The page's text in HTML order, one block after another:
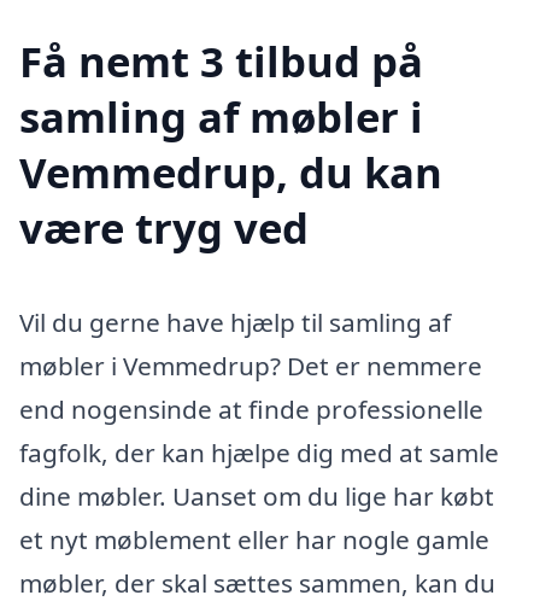
Få nemt 3 tilbud på
samling af møbler i
Vemmedrup, du kan
være tryg ved
Vil du gerne have hjælp til samling af
møbler i Vemmedrup? Det er nemmere
end nogensinde at finde professionelle
fagfolk, der kan hjælpe dig med at samle
dine møbler. Uanset om du lige har købt
et nyt møblement eller har nogle gamle
møbler, der skal sættes sammen, kan du